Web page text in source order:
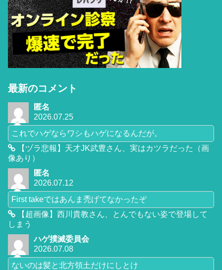
最新のコメント
匿名
2026.07.25
これでハゲならワシもハゲになるんだが。
【ヅラ悲報】天才JK武豊さん、実はカツラだった（画
像あり）
匿名
2026.07.12
First takeではあんま禿げてなかったぞ
【超画像】西川貴教さん、とんでもない姿で登場して
しまう
ハゲ撲滅委員会
2026.07.08
ないのは髪と北方領土だけにしとけ